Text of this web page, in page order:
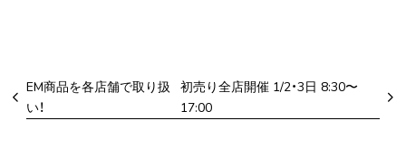
EM商品を各店舗で取り扱
い！
初売り全店開催 1/2・3日 8:30〜
17:00